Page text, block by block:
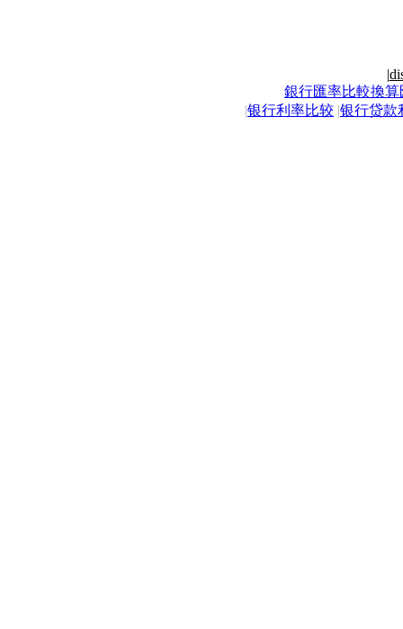
|
銀行匯率比較換算
|银行利率比较 |银行贷款